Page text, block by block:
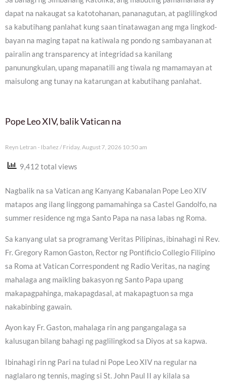
dapat na nakaugat sa katotohanan, pananagutan, at paglilingkod
sa kabutihang panlahat kung saan tinatawagan ang mga lingkod-
bayan na maging tapat na katiwala ng pondo ng sambayanan at
pairalin ang transparency at integridad sa kanilang
panunungkulan, upang mapanatili ang tiwala ng mamamayan at
maisulong ang tunay na katarungan at kabutihang panlahat.
Pope Leo XIV, balik Vatican na
Reyn Letran - Ibañez Friday, August 7, 2026 10:50 am
9,412 total views
Nagbalik na sa Vatican ang Kanyang Kabanalan Pope Leo XIV
matapos ang ilang linggong pamamahinga sa Castel Gandolfo, na
summer residence ng mga Santo Papa na nasa labas ng Roma.
Sa kanyang ulat sa programang Veritas Pilipinas, ibinahagi ni Rev.
Fr. Gregory Ramon Gaston, Rector ng Pontificio Collegio Filipino
sa Roma at Vatican Correspondent ng Radio Veritas, na naging
mahalaga ang maikling bakasyon ng Santo Papa upang
makapagpahinga, makapagdasal, at makapagtuon sa mga
nakabinbing gawain.
Ayon kay Fr. Gaston, mahalaga rin ang pangangalaga sa
kalusugan bilang bahagi ng paglilingkod sa Diyos at sa kapwa.
Ibinahagi rin ng Pari na tulad ni Pope Leo XIV na regular na
naglalaro ng tennis, maging si St. John Paul II ay kilala sa